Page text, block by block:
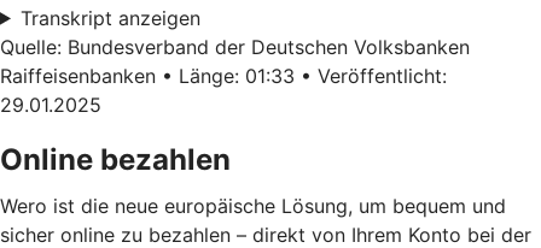
Transkript anzeigen
Quelle: Bundesverband der Deutschen Volksbanken
Raiffeisenbanken • Länge: 01:33 • Veröffentlicht:
29.01.2025
Online bezahlen
Wero ist die neue europäische Lösung, um bequem und
sicher online zu bezahlen – direkt von Ihrem Konto bei der